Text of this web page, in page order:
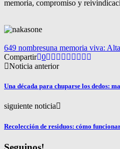
memoria, compromiso y
649 nombresuna memoria viva:
Compartir 0
Noticia anterior
Una década para chuparse los dedos:
siguiente noticia
Recolección de residuos: cómo